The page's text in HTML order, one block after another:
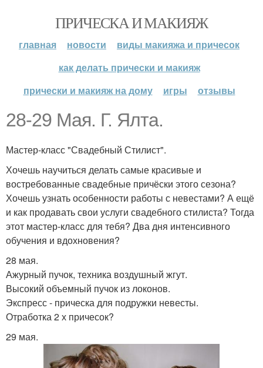
ПРИЧЕСКА И МАКИЯЖ
главная новости
виды макияжа и причесок
как делать прически и макияж
прически и макияж на дому
игры отзывы
28-29 Мая. Г. Ялта.
Мастер-класс "Свадебный Стилист".
Хочешь научиться делать самые красивые и
востребованные свадебные причёски этого сезона?
Хочешь узнать особенности работы с невестами? А ещё
и как продавать свои услуги свадебного стилиста? Тогда
этот мастер-класс для тебя? Два дня интенсивного
обучения и вдохновения?
28 мая.
Ажурный пучок, техника воздушный жгут.
Высокий объемный пучок из локонов.
Экспресс - прическа для подружки невесты.
Отработка 2 х причесок?
29 мая.